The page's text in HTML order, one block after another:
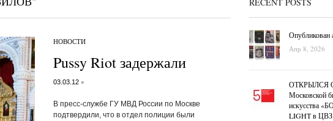
НОВОСТИ
Pussy Riot задержали
03.03.12 •
В пресс-службе ГУ МВД России по Москве
подтвердили, что в отдел полиции были
Опубликован
Апр 8, 2026
ОТКРЫЛСЯ
Московской
искусства
LIGHT в